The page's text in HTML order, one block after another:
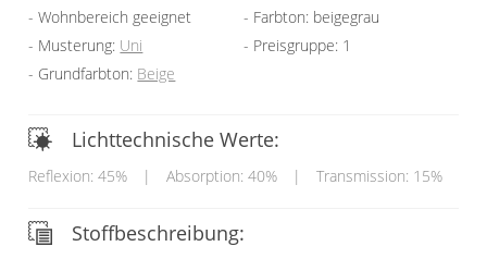
Wohnbereich geeignet
Farbton: beigegrau
Musterung: Uni
Preisgruppe: 1
Grundfarbton: Beige
Lichttechnische Werte:
Reflexion: 45% | Absorption: 40% | Transmission: 15%
Stoffbeschreibung: